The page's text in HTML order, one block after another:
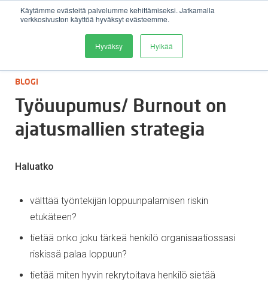
Käytämme evästeitä palvelumme kehittämiseksi. Jatkamalla
verkkosivuston käyttöä hyväksyt evästeemme.
Hyväksy Hylkää
BLOGI
Työuupumus/ Burnout on
ajatusmallien strategia
Haluatko
välttää työntekijän loppuunpalamisen riskin
etukäteen?
tietää onko joku tärkeä henkilö organisaatiossasi
riskissä palaa loppuun?
tietää miten hyvin rekrytoitava henkilö sietää